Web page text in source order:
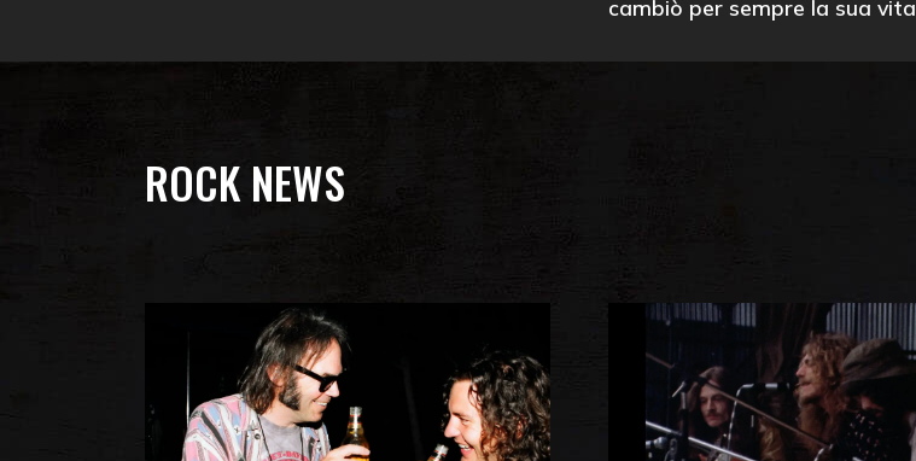
cambiò per sempre la sua vita
ROCK NEWS